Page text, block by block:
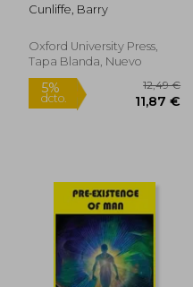
Cunliffe, Barry
Oxford University Press,
Tapa Blanda, Nuevo